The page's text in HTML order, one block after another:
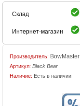
Склад
Интернет-магазин
Производитель: BowMaster
Артикул: Black Bear
Наличие: Есть в наличии